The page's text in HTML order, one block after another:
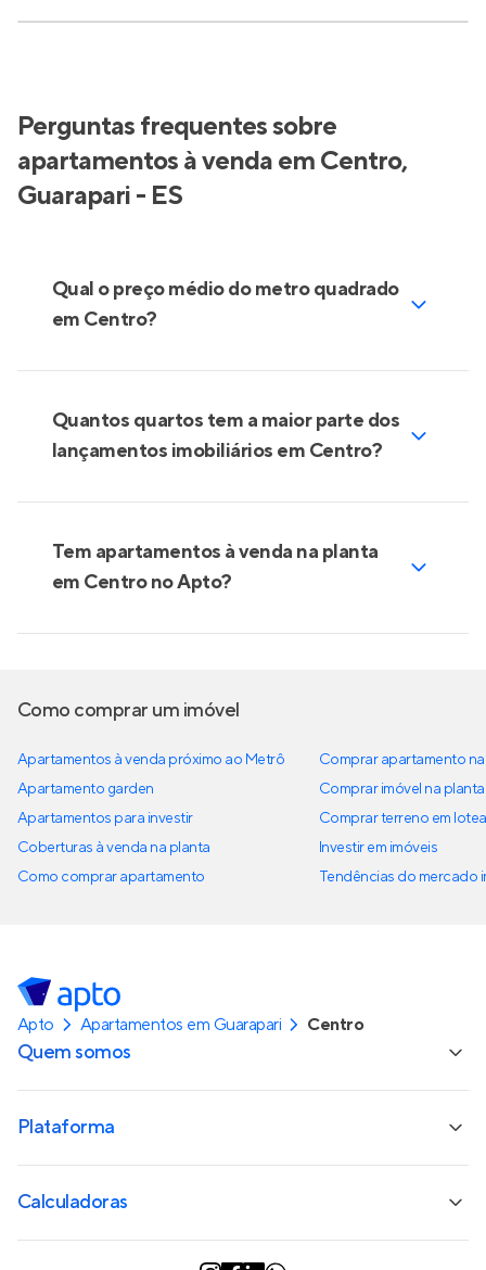
Perguntas frequentes sobre
apartamentos à venda em Centro,
Guarapari - ES
Qual o preço médio do metro quadrado
em Centro?
Quantos quartos tem a maior parte dos
lançamentos imobiliários em Centro?
Tem apartamentos à venda na planta
em Centro no Apto?
Como comprar um imóvel
Apartamentos à venda próximo ao Metrô
Apartamento garden
Apartamentos para investir
Coberturas à venda na planta
Como comprar apartamento
Comprar apartamento
Comprar imóvel na planta
Comprar terreno em
Investir em imóveis
Tendências do mercado
Apto Apartamentos em Guarapari Centro
Quem somos
Plataforma
Calculadoras